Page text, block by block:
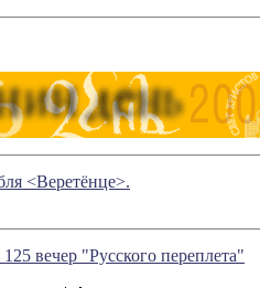
<Веретёнце>.
вечер "Русского переплета"